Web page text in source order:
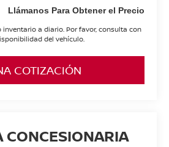
Llámanos Para Obtener el Precio
a diario. Por favor, consulta con
del vehículo.
COTIZACIÓN
CONCESIONARIA